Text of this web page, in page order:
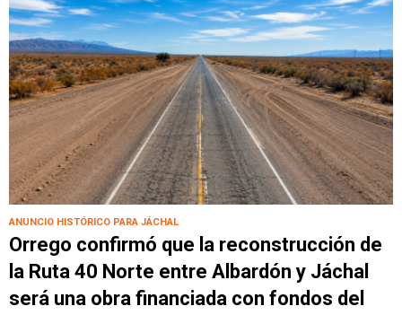
ANUNCIO HISTÓRICO PARA JÁCHAL
Orrego confirmó que la reconstrucción de
la Ruta 40 Norte entre Albardón y Jáchal
será una obra financiada con fondos del